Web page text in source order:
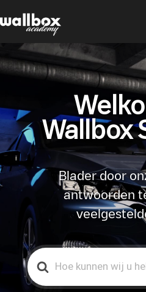
Wallbox
Blader door
antwoorden
Search
For